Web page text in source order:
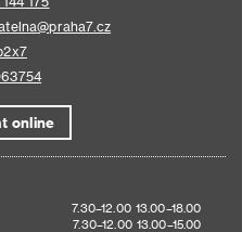
online
7.30–12.00 13.00–18.00
7.30–12.00 13.00–15.00